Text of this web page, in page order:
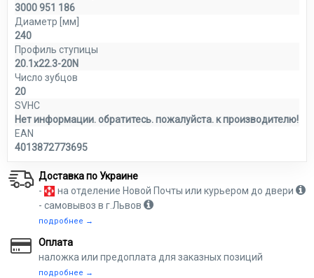
3000 951 186
Диаметр [мм]
240
Профиль ступицы
20.1x22.3-20N
Число зубцов
20
SVHC
Нет информации. обратитесь. пожалуйста. к производителю!
EAN
4013872773695
Доставка по Украине
-
на отделение Новой Почты или курьером до двери
- самовывоз в г.Львов
подробнее →
Оплата
наложка или предоплата для заказных позиций
подробнее →